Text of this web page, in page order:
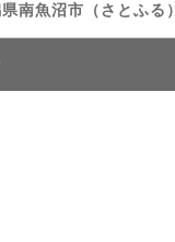
南魚沼市（さとふる）